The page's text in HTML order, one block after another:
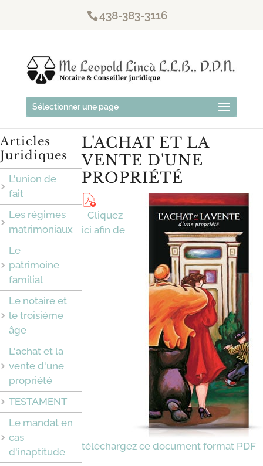
438-383-3116
Sélectionner une page
Articles
Juridiques
L'union de
fait
Les régimes
matrimoniaux
Le
patrimoine
familial
Le notaire et
le troisième
âge
L'achat et la
vente d'une
propriété
TESTAMENT
Le mandat en
cas
d'inaptitude
L'ACHAT ET LA
VENTE D'UNE
PROPRIÉTÉ
Cliquez
ici afin de
téléchargez ce document format PDF